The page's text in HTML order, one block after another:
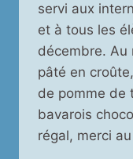
servi aux
et à tous les
décembre. Au
pâté en
de pomme de
bavarois
régal, merci